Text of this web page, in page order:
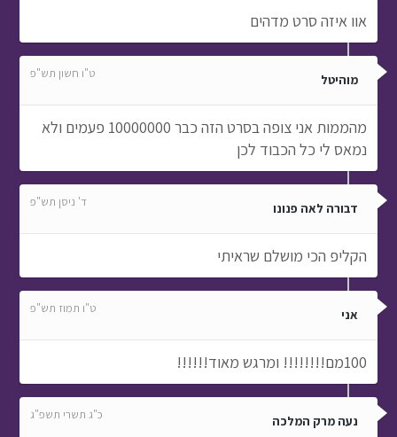
אוו איזה סרט מדהים
מוהיטל ט"ו חשון תש"פ
מהממות אני צופה בסרט הזה כבר 10000000 פעמים ולא
נמאס לי כל הכבוד לכן
דבורה לאה פנונו ד' ניסן תש"פ
הקליפ הכי מושלם שראיתי
אני ט"ו תמוז תש"פ
100מם!!!!!!!! ומרגש מאוד!!!!!!
נעה מרק המלכה כ"ג תשרי תשפ"ג